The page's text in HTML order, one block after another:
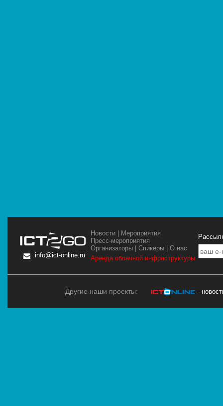
info@ict-online.ru
Новости
Мероприятия
Пресс-мероприятия
Организаторы |Спикеры |О нас
Аренда облачной инфраструктуры
Другие наши проекты: -